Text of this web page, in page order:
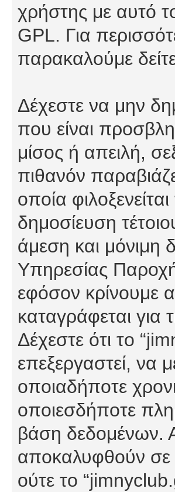
χρήστης με αυτό
GPL. Για
παρακαλούμε
Δέχεστε να μην
που είναι
μίσος ή απειλή,
πιθανόν
οποία
δημοσίευση
άμεση και μόνιμη
Υπηρεσίας
εφόσον κρίνουμε
καταγράφεται
Δέχεστε ότι το
επεξεργαστεί, να
οποιαδήποτε
οποιεσδήποτε
βάση δεδομένων.
αποκαλυφθούν σε
ούτε το